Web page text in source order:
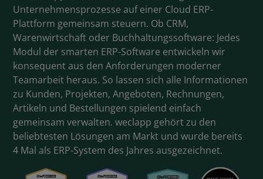
Unternehmensprozesse auf einer Cloud ERP-
Plattform gemeinsam steuern. Ob CRM,
Warenwirtschaft oder Buchhaltungssoftware: Jedes
Modul der smarten ERP-Software entwickeln wir
konsequent aus den Anforderungen moderner
Teamarbeit heraus. So lassen sich alle Informationen
zu Kunden, Projekten, Angeboten, Rechnungen,
Artikeln und Bestellungen spielend einfach
gemeinsam verwalten. weclapp gehört zu den
beliebtesten Lösungen am Markt und wurde bereits
4 Mal als ERP-System des Jahres ausgezeichnet.